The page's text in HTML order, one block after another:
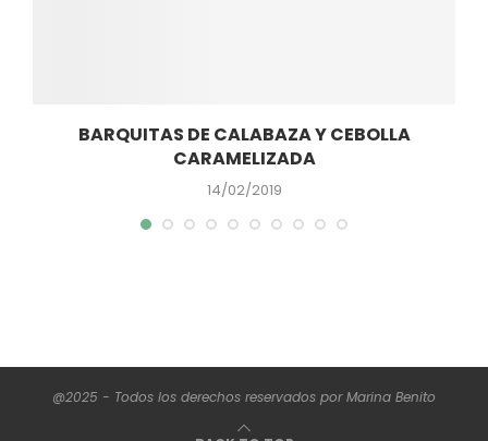
BARQUITAS DE CALABAZA Y CEBOLLA
CARAMELIZADA
14/02/2019
@2025 - Todos los derechos reservados por Marina Benito